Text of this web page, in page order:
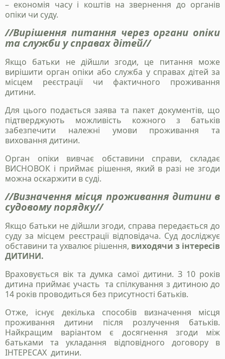
– економія часу і коштів на звернення до органів
опіки чи суду.
//Вирішення питання через органи опіки
та служби у справах дітей//
Якщо батьки не дійшли згоди, це питання може
вирішити орган опіки або служба у справах дітей за
місцем реєстрації чи фактичного проживання
дитини.
Для цього подається заява та пакет документів, що
підтверджують можливість кожного з батьків
забезпечити належні умови проживання та
виховання дитини.
Орган опіки вивчає обставини справи, складає
ВИСНОВОК і приймає рішення, який в разі не згоди
можна оскаржити в суді.
//Визначення місця проживання дитини в
судовому порядку//
Якщо батьки не дійшли згоди, справа передається до
суду за місцем реєстрації відповідача. Суд досліджує
обставини та ухвалює рішення, виходячи з інтересів
ДИТИНИ.
Враховується вік та думка самої дитини. З 10 років
дитина приймає участь та спілкування з дитиною до
14 років проводиться без присутності батьків.
Отже, існує декілька способів визначення місця
проживання дитини після розлучення батьків.
Найкращим варіантом є досягнення згоди між
батьками та укладання відповідного договору в
ІНТЕРЕСАХ дитини.
Станьте нашим
клієнтом
Зателефонуйте нам, напишіть у telegram, чи
заповінть форму і ми зв`яжемось з вами
+38 050 976 25 47
Надіслати